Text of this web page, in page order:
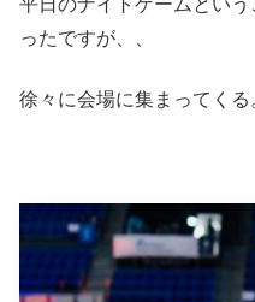
平日のナイトゲームとい
ったですが、、
徐々に会場に集まってくる